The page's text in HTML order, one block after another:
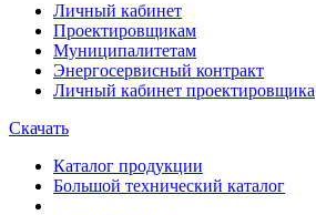
Личный кабинет
Проектировщикам
Муниципалитетам
Энергосервисный контракт
Личный кабинет проектировщика
Скачать
Каталог продукции
Большой технический каталог